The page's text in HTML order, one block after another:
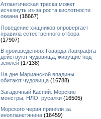
Атлантическая треска может
исчезнуть из-за роста кислотности
океана (18667)
Поведение хищников опровергает
правила естественного отбора
(17907)
В произведениях Говарда Лавкрафта
действуют чудовища, живущие под
землей (17138)
На дне Марианской впадины
обитают чудовища (16788)
Загадочный Каспий. Морские
монстры, НЛО, русалки (16505)
Морского червя приняли за
инопланетянина (16459)